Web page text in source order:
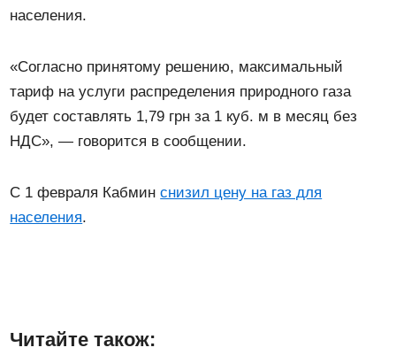
населения.
«Согласно принятому решению, максимальный
тариф на услуги распределения природного газа
будет составлять 1,79 грн за 1 куб. м в месяц без
НДС», — говорится в сообщении.
С 1 февраля Кабминснизил цену на газ для
населения.
Читайте також: